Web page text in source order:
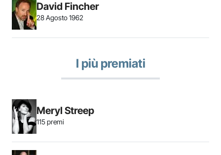
David Fincher
28 Agosto 1962
I più premiati
Meryl Streep
115 premi